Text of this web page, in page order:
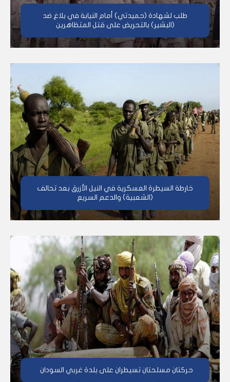
طلب لشهادة (حميدتي) أمام النيابة في بلاغ ضد
(البشير) بالتحريض على قتل المتظاهرين
خارطة السيطرة العسكرية في النيل الأزرق بعد تحالف
(الشعبية) والدعم السريع
حركتان مسلحتان تسيطران على بلدة غربي السودان